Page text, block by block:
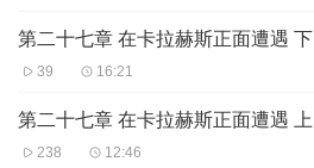
第二十七章 在卡拉赫斯正面遭遇 下
39 16:21
第二十七章 在卡拉赫斯正面遭遇 上
238 12:46